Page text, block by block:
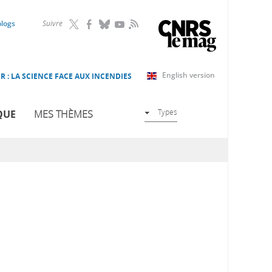
Suivre RSS
English version
: LA SCIENCE FACE AUX INCENDIES
MES THÈMES Types